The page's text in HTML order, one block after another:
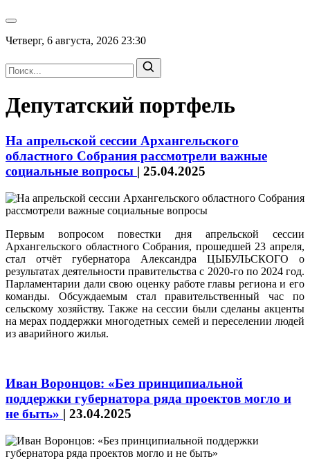
Четверг, 6 августа, 2026 23:30
Депутатский портфель
На апрельской сессии Архангельского
областного Собрания рассмотрели важные
социальные вопросы | 25.04.2025
Первым вопросом повестки дня апрельской сессии
Архангельского областного Собрания, прошедшей 23 апреля,
стал отчёт губернатора Александра ЦЫБУЛЬСКОГО о
результатах деятельности правительства с 2020-го по 2024 год.
Парламентарии дали свою оценку работе главы региона и его
команды. Обсуждаемым стал правительственный час по
сельскому хозяйству. Также на сессии были сделаны акценты
на мерах поддержки многодетных семей и переселении людей
из аварийного жилья.
Иван Воронцов: «Без принципиальной
поддержки губернатора ряда проектов могло и
не быть» | 23.04.2025